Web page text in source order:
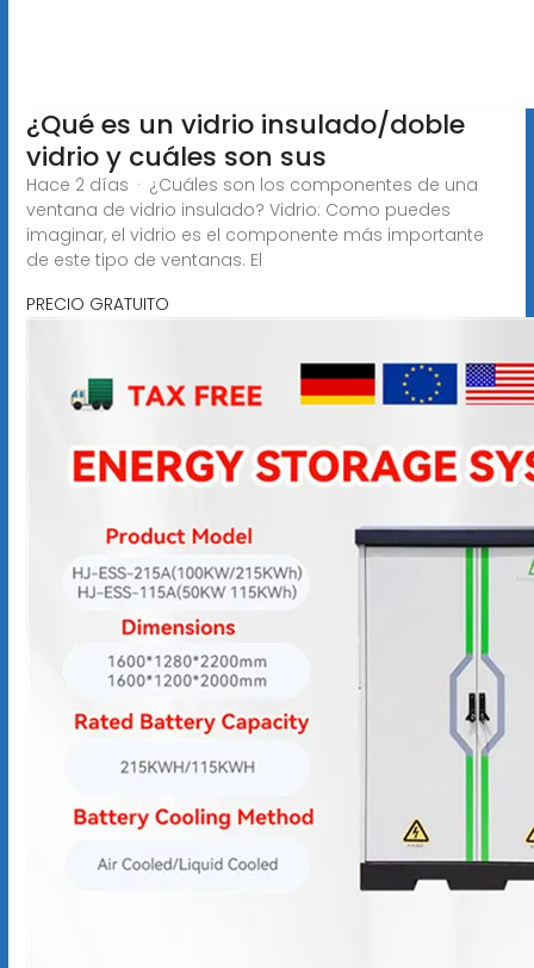
¿Qué es un vidrio insulado/doble
vidrio y cuáles son sus
Hace 2 días · ¿Cuáles son los componentes de una
ventana de vidrio insulado? Vidrio: Como puedes
imaginar, el vidrio es el componente más importante
de este tipo de ventanas. El
PRECIO GRATUITO